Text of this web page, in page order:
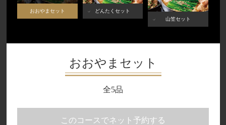
おおやまセット
どんたくセット
山笠セット
おおやまセット
全5品
このコースでネット予約する